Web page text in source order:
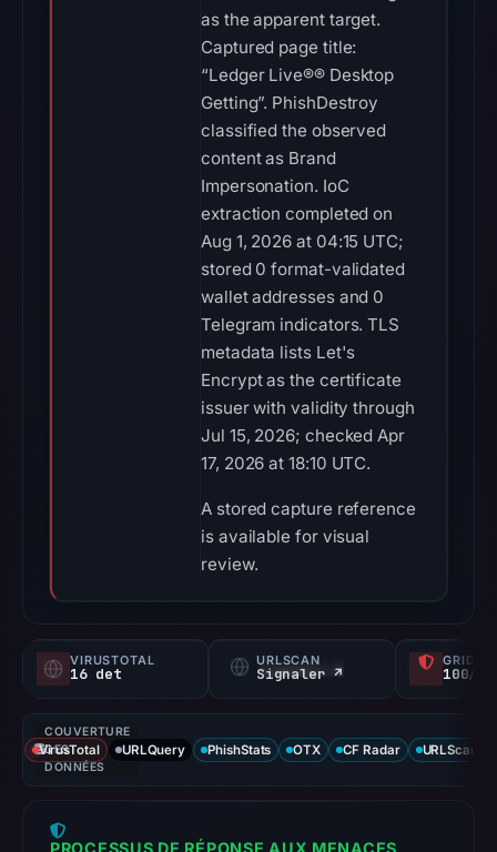
as the apparent target.
Captured page title:
“Ledger Live®® Desktop
Getting”. PhishDestroy
classified the observed
content as Brand
Impersonation. IoC
extraction completed on
Aug 1, 2026 at 04:15 UTC;
stored 0 format-validated
wallet addresses and 0
Telegram indicators. TLS
metadata lists Let's
Encrypt as the certificate
issuer with validity through
Jul 15, 2026; checked Apr
17, 2026 at 18:10 UTC.
A stored capture reference
is available for visual
review.
VIRUSTOTAL
16 det
URLSCAN
Signaler ↗ 100/
COUVERTURE
DES
DONNÉES
VirusTotal URLQuery PhishStats OTX CF Radar URLScan
PROCESSUS DE RÉPONSE AUX MENACES